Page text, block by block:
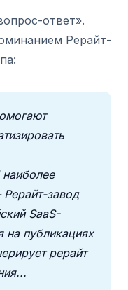
ответ».
Рерайт-
завод
SaaS-
на публикациях
рерайт